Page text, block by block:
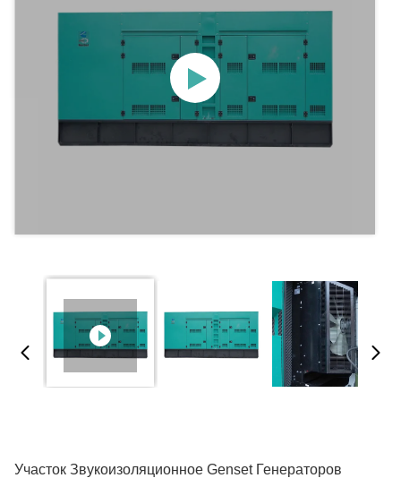
Участок Звукоизоляционное Genset Генераторов